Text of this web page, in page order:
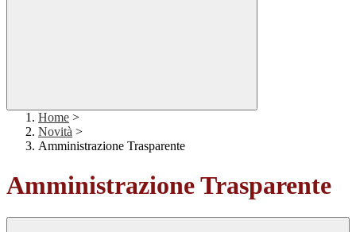
Home >
Novità >
Amministrazione Trasparente
Amministrazione Trasparente